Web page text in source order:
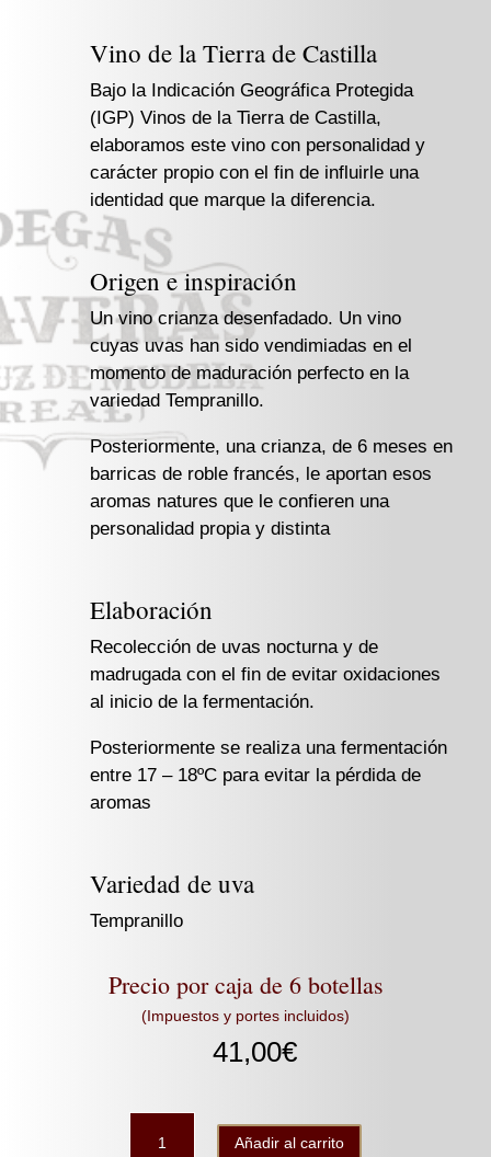
Vino de la Tierra de Castilla
Bajo la Indicación Geográfica Protegida
(IGP) Vinos de la Tierra de Castilla,
elaboramos este vino con personalidad y
carácter propio con el fin de influirle una
identidad que marque la diferencia.
Origen e inspiración
Un vino crianza desenfadado. Un vino
cuyas uvas han sido vendimiadas en el
momento de maduración perfecto en la
variedad Tempranillo.
Posteriormente, una crianza, de 6 meses en
barricas de roble francés, le aportan esos
aromas natures que le confieren una
personalidad propia y distinta
Elaboración
Recolección de uvas nocturna y de
madrugada con el fin de evitar oxidaciones
al inicio de la fermentación.
Posteriormente se realiza una fermentación
entre 17 – 18ºC para evitar la pérdida de
aromas
Variedad de uva
Tempranillo
Precio por caja de 6 botellas
(Impuestos y portes incluidos)
41,00€
Flamenco
Añadir al carrito